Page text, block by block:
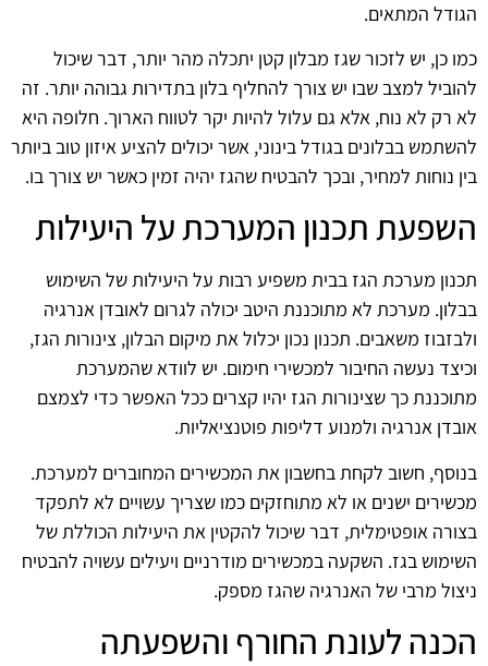
הגודל המתאים.
כמו כן, יש לזכור שגז מבלון קטן יתכלה מהר יותר, דבר שיכול
להוביל למצב שבו יש צורך להחליף בלון בתדירות גבוהה יותר. זה
לא רק לא נוח, אלא גם עלול להיות יקר לטווח הארוך. חלופה היא
להשתמש בבלונים בגודל בינוני, אשר יכולים להציע איזון טוב ביותר
בין נוחות למחיר, ובכך להבטיח שהגז יהיה זמין כאשר יש צורך בו.
השפעת תכנון המערכת על היעילות
תכנון מערכת הגז בבית משפיע רבות על היעילות של השימוש
בבלון. מערכת לא מתוכננת היטב יכולה לגרום לאובדן אנרגיה
ולבזבוז משאבים. תכנון נכון יכלול את מיקום הבלון, צינורות הגז,
וכיצד נעשה החיבור למכשירי חימום. יש לוודא שהמערכת
מתוכננת כך שצינורות הגז יהיו קצרים ככל האפשר כדי לצמצם
אובדן אנרגיה ולמנוע דליפות פוטנציאליות.
בנוסף, חשוב לקחת בחשבון את המכשירים המחוברים למערכת.
מכשירים ישנים או לא מתוחזקים כמו שצריך עשויים לא לתפקד
בצורה אופטימלית, דבר שיכול להקטין את היעילות הכוללת של
השימוש בגז. השקעה במכשירים מודרניים ויעילים עשויה להבטיח
ניצול מרבי של האנרגיה שהגז מספק.
הכנה לעונת החורף והשפעתה